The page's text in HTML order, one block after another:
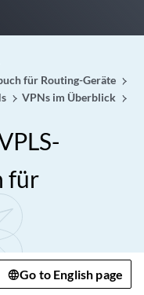
für Routing-Geräte
VPNs im Überblick
für
Go to English page